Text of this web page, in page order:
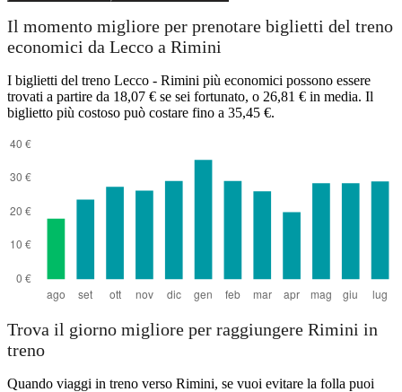
Il momento migliore per prenotare biglietti del treno
economici da Lecco a Rimini
I biglietti del treno Lecco - Rimini più economici possono essere
trovati a partire da 18,07 € se sei fortunato, o 26,81 € in media. Il
biglietto più costoso può costare fino a 35,45 €.
Trova il giorno migliore per raggiungere Rimini in
treno
Quando viaggi in treno verso Rimini, se vuoi evitare la folla puoi